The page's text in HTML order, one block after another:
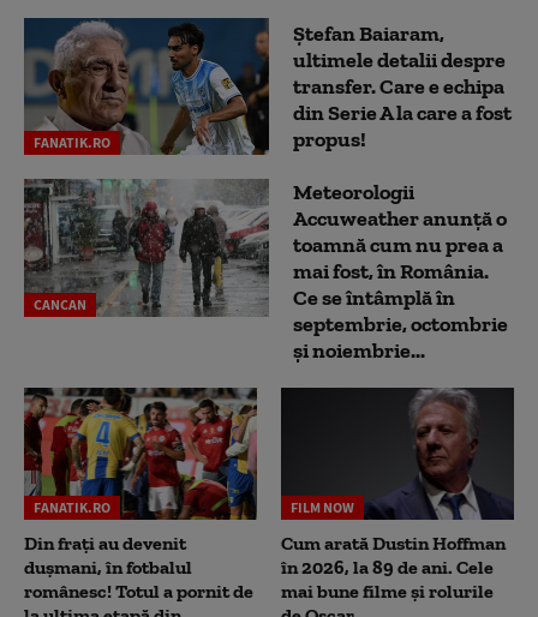
FANATIK.RO
Ștefan Baiaram,
ultimele detalii despre
transfer. Care e echipa
din Serie A la care a fost
propus!
CANCAN
Meteorologii
Accuweather anunță o
toamnă cum nu prea a
mai fost, în România.
Ce se întâmplă în
septembrie, octombrie
și noiembrie...
FANATIK.RO
Din frați au devenit
dușmani, în fotbalul
românesc! Totul a pornit de
FILM NOW
Cum arată Dustin Hoffman
în 2026, la 89 de ani. Cele
mai bune filme și rolurile